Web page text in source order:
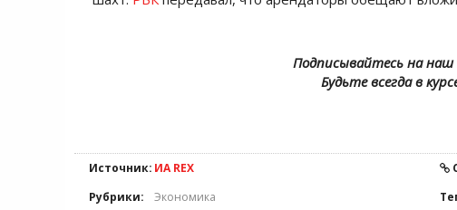
Подписывайтесь на наш
Будьте всегда в
Источник: ИА REX
Рубрики:
Экономика